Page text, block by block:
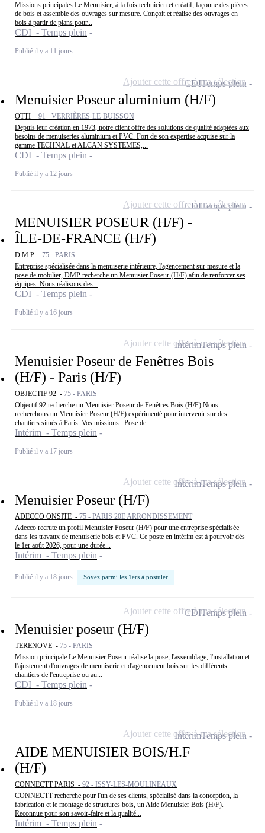
Missions principales Le Menuisier, à la fois technicien et créatif, façonne des pièces
de bois et assemble des ouvrages sur mesure. Conçoit et réalise des ouvrages en
bois à partir de plans pour...
CDI - Temps plein
Publié il y a 11 jours
Menuisier Poseur aluminium (H/F)
OTTI - 91 - VERRIÈRES-LE-BUISSON
Depuis leur création en 1973, notre client offre des solutions de qualité adaptées aux
besoins de menuiseries aluminium et PVC. Fort de son expertise acquise sur la
gamme TECHNAL et ALCAN SYSTEMES,...
CDI - Temps plein
Publié il y a 12 jours
CDITemps plein
Ajouter cette offre à ma sélection
MENUISIER POSEUR (H/F) -
ÎLE-DE-FRANCE (H/F)
D M P - 75 - PARIS
Entreprise spécialisée dans la menuiserie intérieure, l'agencement sur mesure et la
pose de mobilier, DMP recherche un Menuisier Poseur (H/F) afin de renforcer ses
équipes. Nous réalisons des...
CDI - Temps plein
Publié il y a 16 jours
CDITemps plein
Ajouter cette offre à ma sélection
Menuisier Poseur de Fenêtres Bois
(H/F) - Paris (H/F)
OBJECTIF 92 - 75 - PARIS
Objectif 92 recherche un Menuisier Poseur de Fenêtres Bois (H/F) Nous
recherchons un Menuisier Poseur (H/F) expérimenté pour intervenir sur des
chantiers situés à Paris. Vos missions : Pose de...
Intérim - Temps plein
Publié il y a 17 jours
IntérimTemps plein
Ajouter cette offre à ma sélection
Menuisier Poseur (H/F)
ADECCO ONSITE - 75 - PARIS 20E ARRONDISSEMENT
Adecco recrute un profil Menuisier Poseur (H/F) pour une entreprise spécialisée
dans les travaux de menuiserie bois et PVC. Ce poste en intérim est à pourvoir dès
le 1er août 2026, pour une durée...
Intérim - Temps plein
Publié il y a 18 jours Soyez parmi les 1ers à postuler
IntérimTemps plein
Ajouter cette offre à ma sélection
Menuisier poseur (H/F)
TERENOVE - 75 - PARIS
Mission principale Le Menuisier Poseur réalise la pose, l'assemblage, l'installation et
l'ajustement d'ouvrages de menuiserie et d'agencement bois sur les différents
chantiers de l'entreprise ou au...
CDI - Temps plein
Publié il y a 18 jours
CDITemps plein
Ajouter cette offre à ma sélection
AIDE MENUISIER BOIS/H.F
(H/F)
CONNECTT PARIS - 92 - ISSY-LES-MOULINEAUX
CONNECTT recherche pour l'un de ses clients, spécialisé dans la conception, la
fabrication et le montage de structures bois, un Aide Menuisier Bois (H/F).
Reconnue pour son savoir-faire et la qualité...
Intérim - Temps plein
IntérimTemps plein
Ajouter cette offre à ma sélection